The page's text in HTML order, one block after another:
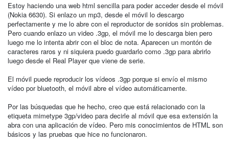
Estoy haciendo una web html sencilla para poder acceder desde el móvil
(Nokia 6630). Si enlazo un mp3, desde el móvil lo descargo
perfectamente y me lo abre con el reproductor de sonidos sin problemas.
Pero cuando enlazo un video .3gp, el móvil me lo descarga bien pero
luego me lo intenta abrir con el bloc de nota. Aparecen un montón de
caracteres raros y ni siquiera puedo guardarlo como .3gp para abrirlo
luego desde el Real Player que viene de serie.
El móvil puede reproducir los vídeos .3gp porque si envío el mismo
vídeo por bluetooth, el móvil abre el vídeo automáticamente.
Por las búsquedas que he hecho, creo que está relacionado con la
etiqueta mimetype 3gp/video para decirle al móvil que esa extensión la
abra con una aplicación de vídeo. Pero mis conocimientos de HTML son
básicos y las pruebas que hice no funcionaron.